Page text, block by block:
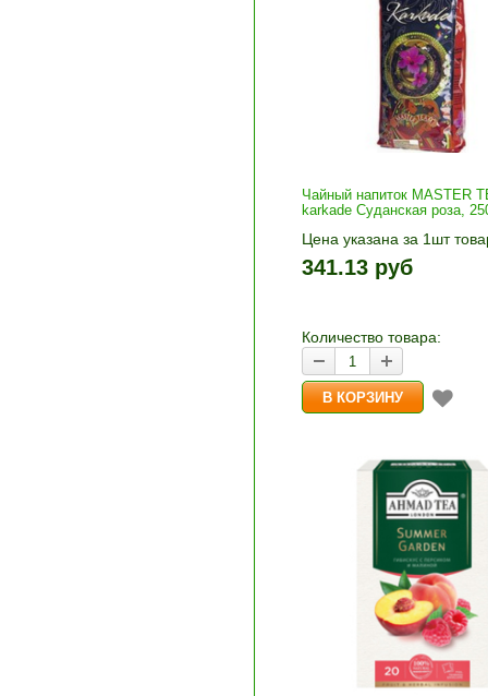
Чайный напиток MASTER
karkade Суданская роза,
Цена указана за 1шт
1шт прибавляется
и «-». Выберите нужное
341.13 руб
Количество товара: